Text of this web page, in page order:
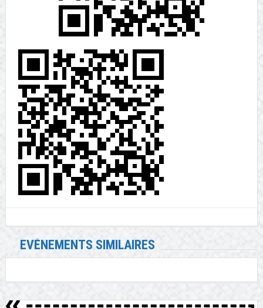
EVÉNEMENTS SIMILAIRES